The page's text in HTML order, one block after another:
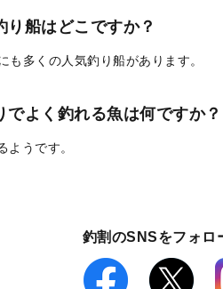
船はどこですか？
多くの人気釣り船があります。
よく釣れる魚は何ですか？
うです。
釣割のSNSをフォロ